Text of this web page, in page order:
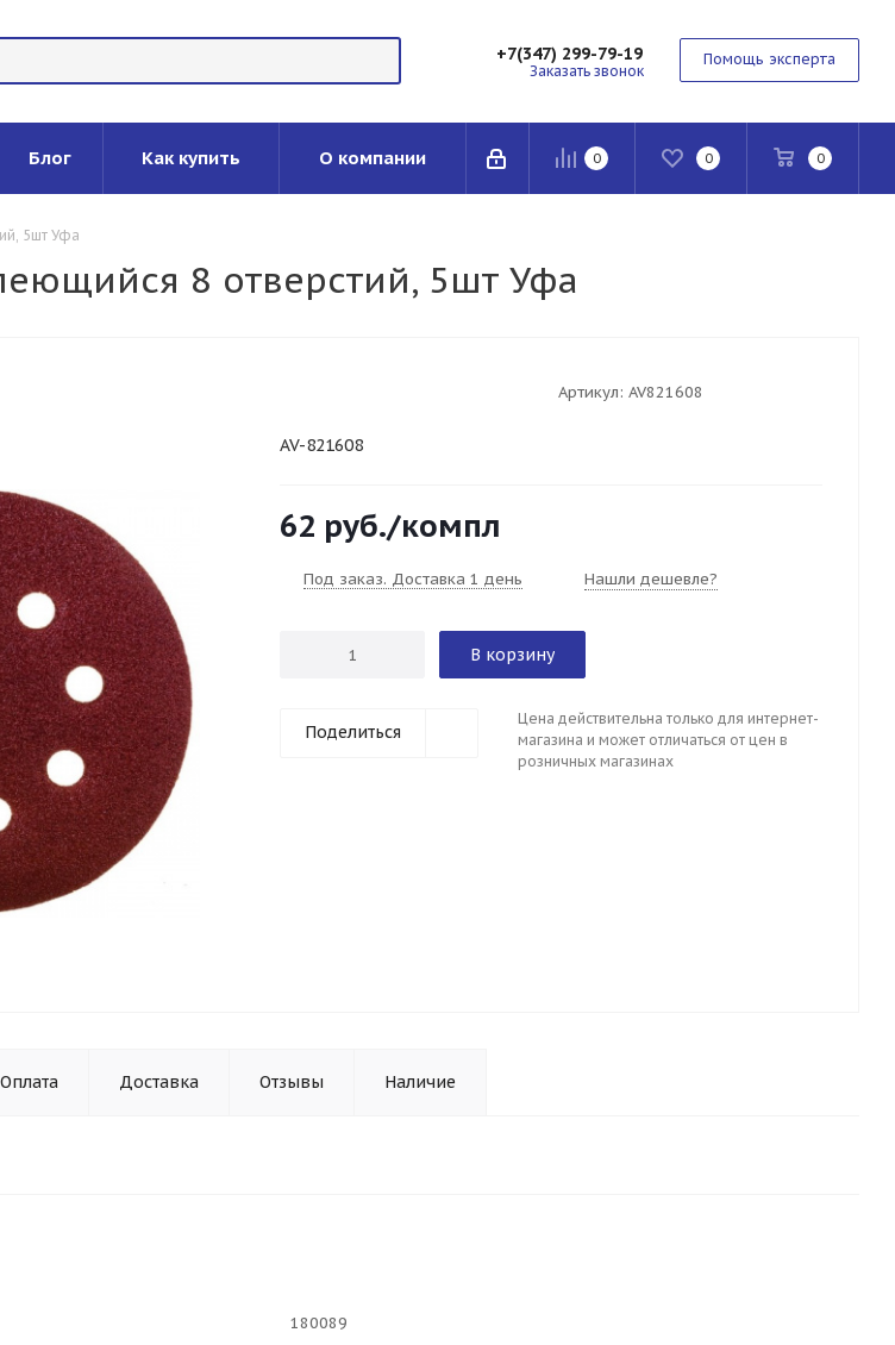
+7(347) 299-79-19
Заказать звонок
Помощь эксперта
0 0 0
Блог Как купить О компании
5шт Уфа
8 отверстий, 5шт Уфа
Артикул: AV821608
AV-821608
62 руб./компл
Под заказ. Доставка 1 день Нашли дешевле?
В корзину
Поделиться
Цена действительна только для интернет-
магазина и может отличаться от цен в
розничных магазинах
Оплата Доставка Отзывы Наличие
180089